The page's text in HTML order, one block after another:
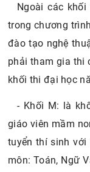
Ngoài các
trong chương
đào tạo nghệ
phải tham gia thi
khối thi đại học
- Khối M: là
giáo viên mầm
tuyển thí sinh
môn: Toán, Ngữ